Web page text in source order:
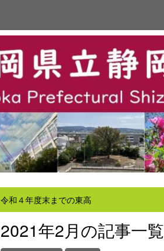
令和４年度末までの東高
2021年2月の記事一覧